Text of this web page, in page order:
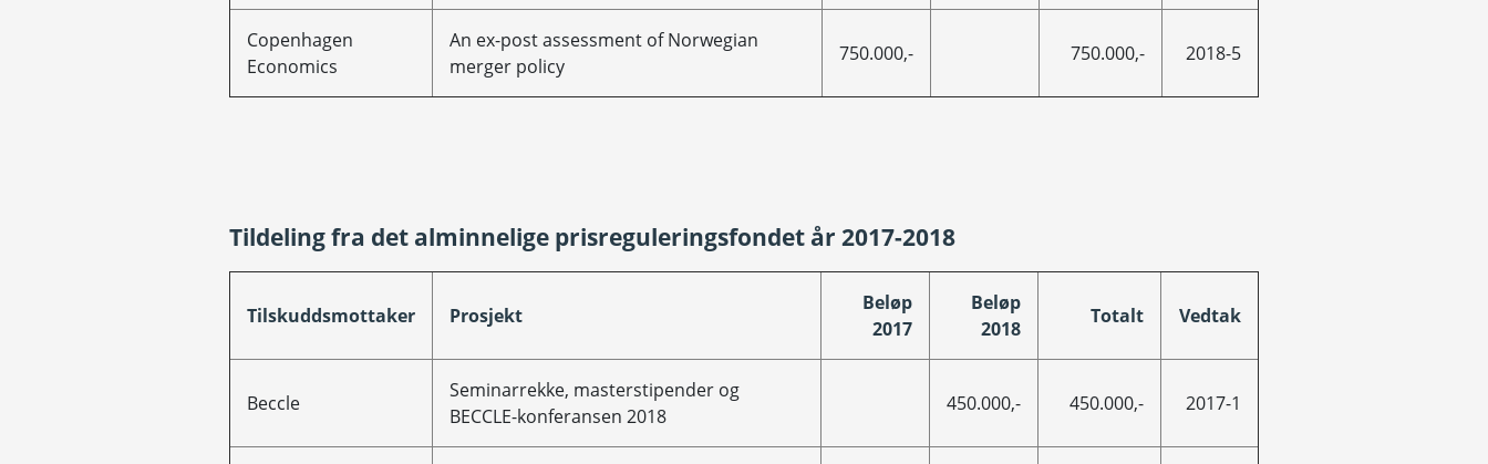
Copenhagen
Economics
An ex-post assessment of Norwegian
merger policy
750.000,- 750.000,- 2018-5
Tildeling fra det alminnelige prisreguleringsfondet år 2017-2018
Tilskuddsmottaker Prosjekt
Beløp
2017
Beløp
2018
Totalt Vedtak
Beccle
Seminarrekke, masterstipender og
BECCLE-konferansen 2018
450.000,- 450.000,- 2017-1